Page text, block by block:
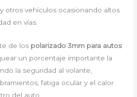
otros vehículos ocasionando altos
en vías.
de los polarizado 3mm para autos
un porcentaje importante la
la seguridad al volante,
fatiga ocular y el calor
del auto.